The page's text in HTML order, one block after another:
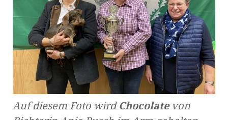
Auf diesem Foto wird Chocolatevon